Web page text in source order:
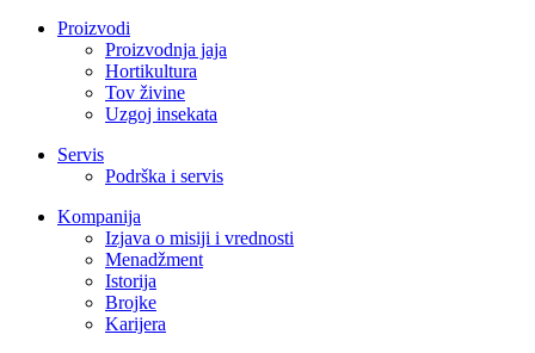
Proizvodi
Proizvodnja jaja
Hortikultura
Tov živine
Uzgoj insekata
Servis
Podrška i servis
Kompanija
Izjava o misiji i vrednosti
Menadžment
Istorija
Brojke
Karijera